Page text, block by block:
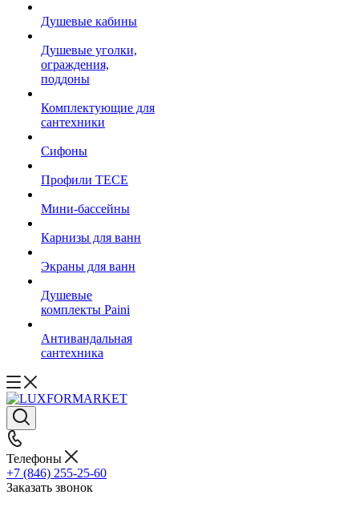
Душевые кабины
Душевые уголки,
ограждения,
поддоны
Комплектующие для
сантехники
Сифоны
Профили TECE
Мини-бассейны
Карнизы для ванн
Экраны для ванн
Душевые
комплекты Paini
Антивандальная
сантехника
Телефоны
+7 (846) 255-25-60
Заказать звонок